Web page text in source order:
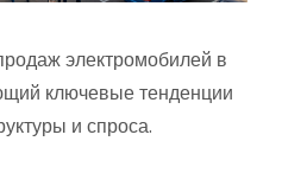
электромобилей в
ключевые тенденции
и спроса.